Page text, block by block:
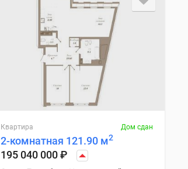
Квартира Дом сдан
2-комнатная 121.90 м2
195 040 000₽